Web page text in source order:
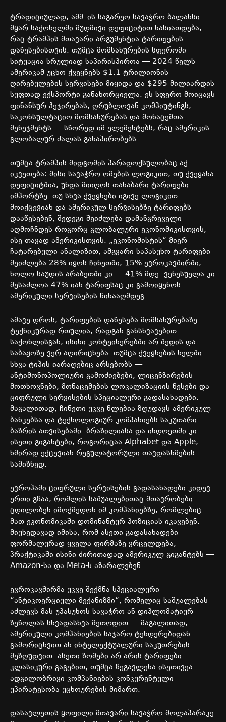
ტრადიციულად, აშშ–ის საგარეო სავაჭრო ბალანსი
მყარ საქონელში მუდმივი დეფიციტით ხასიათდება,
რაც ტრამპის მთავარი არგუმენტია ტარიფების
დაწესებისთვის. თუმცა მომსახურების სფეროში
სიტუაცია სრულიად საპირისპიროა — 2024 წელს
ამერიკამ უცხო ქვეყნებს $1.1 ტრილიონის
ღირებულების სერვისები მიყიდა და $295 მილიარდის
სუფთად ექსპორტი განახორციელა. ეს სფერო მოიცავს
ფინანსურ ჰეჯირებას, ღრუბლოვან კომპიუტინგს,
საკონსულტაციო მომსახურებას და მონაცემთა
მენეჯმენტს —სწორედ იმ ელემენტებს, რაც ამერიკის
გლობალურ ძალას განაპირობებს.
თუმცა ტრამპის მიდგომის პარადოქსულობაც აქ
იკვეთება: მისი სავაჭრო ომების ლოგიკით, თუ ქვეყანა
დეფიციტშია, უნდა მიიღოს თანაბარი ტარიფები
იმპორტზე. თუ სხვა ქვეყნები იგივე ლოგიკით
მოიქცევიან და ამერიკულ სერვისებზე ტარიფებს
დააწესებენ, შედეგი შეიძლება დამანგრეველი
აღმოჩნდეს როგორც გლობალური ეკონომიკისთვის,
ისე თავად ამერიკისთვის. „ეკონომისტის“ მიერ
ჩატარებული ანალიზით, ამგვარი საპასუხო ტარიფები
შეიძლება 28% იყოს ჩინეთში, 15% ევროკავშირში,
ხოლო საუდის არაბეთში კი — 41%-მდე. ვენესუელა კი
შესაძლოა 47%-იან ტარიფსაც კი გამოიყენოს
ამერიკული სერვისების წინააღმდეგ.
ამავე დროს, ტარიფების დაწესება მომსახურებაზე
ტექნიკურად რთულია, რადგან განსხვავებით
საქონლისგან, ისინი კონტეინერებში არ შედის და
საბაჟოზე ვერ აღირიცხება. თუმცა ქვეყნების ხელში
სხვა ტიპის იარაღებიც არსებობს —
ანტიმონოპოლიური გამოძიებები, ლიცენზირების
მოთხოვნები, მონაცემების ლოკალიზაციის წესები და
ციფრული სერვისების სპეციალური გადასახადები.
მაგალითად, ჩინეთი უკვე წლებია ზღუდავს ამერიკულ
ბანკებსა და ტექნოლოგიურ კომპანიებს საკუთარი
ბაზრის ათვისებაში. ბრაზილიასა და ინდოეთში კი
ისეთი გიგანტები, როგორიცაა Alphabet და Apple,
ხშირად ექცევიან რეგულატორული თავდასხმების
სამიზნედ.
ევროპაში ციფრული სერვისების გადასახადები კიდევ
ერთი გზაა, რომლის საშუალებითაც მთავრობები
ცდილობენ იმოქმედონ იმ კომპანიებზე, რომლებიც
მათ ეკონომიკაში დომინანტურ პოზიციას იკავებენ.
მიუხედავად იმისა, რომ ასეთი გადასახადები
ფორმალურად ყველა ფირმაზე ვრცელდება,
პრაქტიკაში ისინი ძირითადად ამერიკულ გიგანტებს —
Amazon-სა და Meta-ს აზარალებენ.
ევროკავშირმა უკვე შექმნა სპეციალური
“ანტიკოერციული მექანიზმი“, რომელიც საშუალებას
აძლევს მას უპასუხოს სავაჭრო ან დიპლომატიურ
ზეწოლას სხვადასხვა მეთოდით —მაგალითად,
ამერიკული კომპანიების საჯარო ტენდერებიდან
გამორიცხვით ან ინტელექტუალური საკუთრების
შეზღუდვით. ასეთი ზომები არ არის ტარიფები
კლასიკური გაგებით, თუმცა ზეგავლენა ისეთივეა —
ადგილობრივი კომპანიების კონკურენტული
უპირატესობა უცხოურების მიმართ.
დასავლეთის ყოფილი მთავარი სავაჭრო მოლაპარაკე